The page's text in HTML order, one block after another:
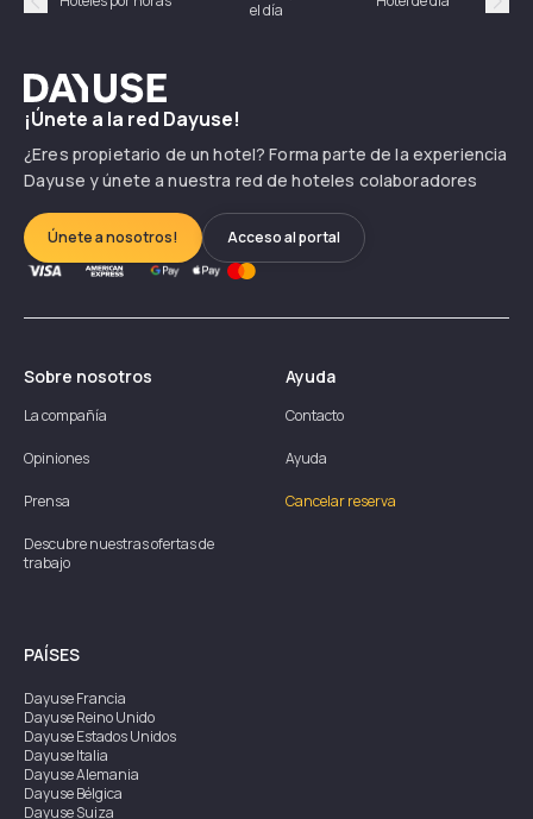
Précédent
el día
Dayuse
¡Únete a la red Dayuse!
¿Eres propietario de un hotel? Forma parte de la experiencia
Dayuse y únete a nuestra red de hoteles colaboradores
Únete a nosotros! Acceso al portal
Sobre nosotros
La compañía
Opiniones
Prensa
Descubre nuestras ofertas de
trabajo
Ayuda
Contacto
Ayuda
Cancelar reserva
PAÍSES
DayuseFrancia
DayuseReino Unido
DayuseEstados Unidos
DayuseItalia
DayuseAlemania
DayuseBélgica
DayuseSuiza